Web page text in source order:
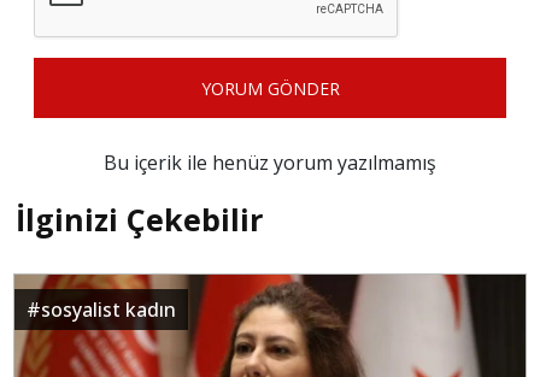
YORUM GÖNDER
Bu içerik ile henüz yorum yazılmamış
İlginizi Çekebilir
#sosyalist kadın